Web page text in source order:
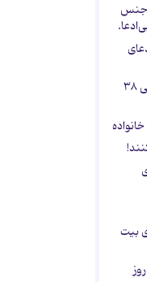
جنس
چطور خودمان را از نظر ذهنی ۳۸
بیت